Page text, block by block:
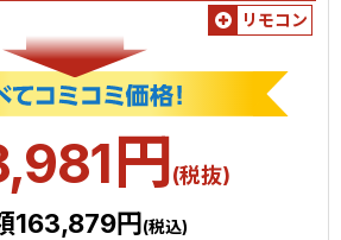
リモコン
円(税抜)
163,879円(税込)